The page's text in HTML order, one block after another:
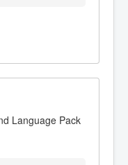
Language Pack